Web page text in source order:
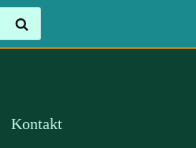
Suchen
Kontakt